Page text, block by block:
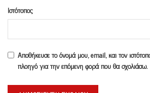
Ιστότοπος
Αποθήκευσε το όνομά μου, email, και τον
πλοηγό για την επόμενη φορά που θα σχολιάσω.